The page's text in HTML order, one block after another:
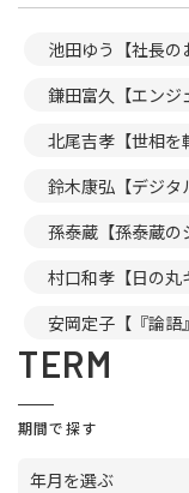
池田ゆう【社長の
鎌田富久【エンジ
北尾吉孝【世相を
鈴木康弘【デジタ
孫泰蔵【孫泰蔵の
村口和孝【日の丸
安岡定子【『論語
TERM
期間で探す
年月を選ぶ